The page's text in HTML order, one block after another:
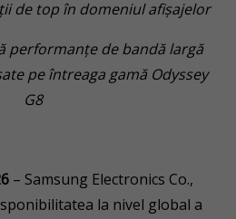
de top în domeniul afișajelor
performanțe de bandă largă
pe întreaga gamă Odyssey
G8
– Samsung Electronics Co.,
la nivel global a